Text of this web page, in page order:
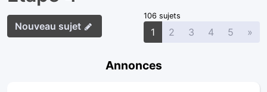
Nouveau sujet
106 sujets
1 2 3 4 5 »
Annonces